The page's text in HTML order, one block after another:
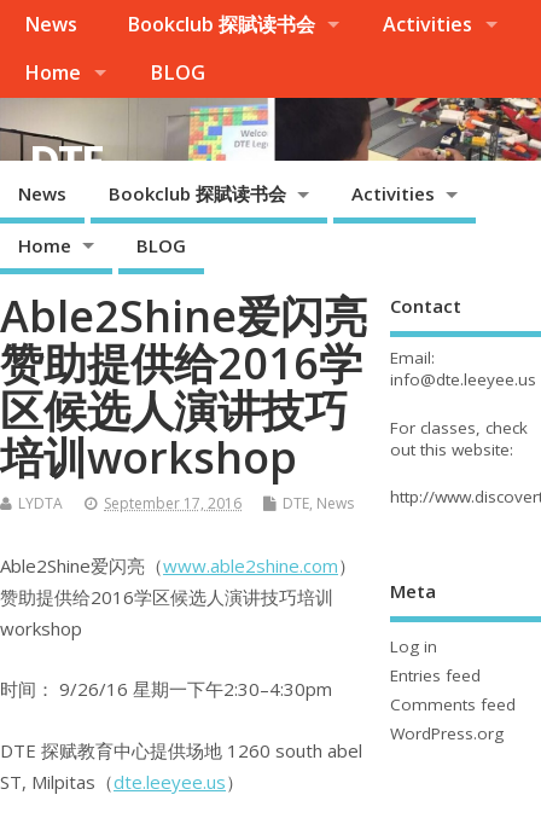
News Bookclub 探賦读书会
Activities
Home
BLOG
DTE
Palo Alto, Cupertino, Evergreen San Jose, Milpitas, Fremont/Newark
News Bookclub 探賦读书会 Activities
Home BLOG
Able2Shine爱闪亮
赞助提供给2016学
区候选人演讲技巧
培训workshop
LYDTA September 17, 2016 DTE, News
Able2Shine爱闪亮（www.able2shine.com）
赞助提供给2016学区候选人演讲技巧培训
workshop
时间： 9/26/16 星期一下午2:30–4:30pm
DTE 探赋教育中心提供场地 1260 south abel
ST, Milpitas（dte.leeyee.us）
Contact
Email:
info@dte.leeyee.us
For classes, check
out this website:
http://
Meta
Log in
Entries feed
Comments feed
WordPress.org